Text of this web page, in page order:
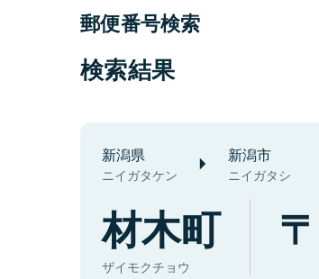
郵便番号検索
検索結果
新潟県
ニイガタケン
新潟市
ニイガタシ
材木町
ザイモクチョウ